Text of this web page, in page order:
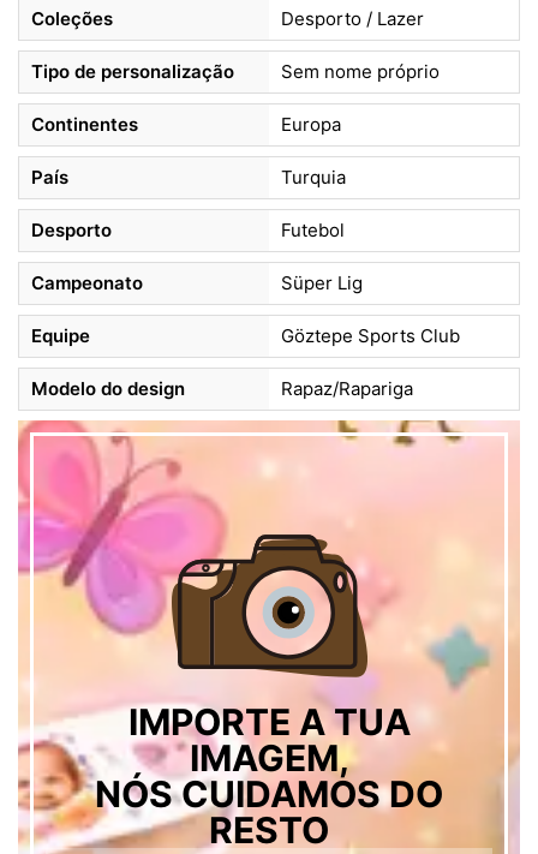
Coleções Desporto / Lazer
Tipo de personalização Sem nome próprio
Continentes Europa
País Turquia
Desporto Futebol
Campeonato Süper Lig
Equipe Göztepe Sports Club
Modelo do design Rapaz/Rapariga
IMPORTE A TUA
IMAGEM,
NÓS CUIDAMOS DO
RESTO